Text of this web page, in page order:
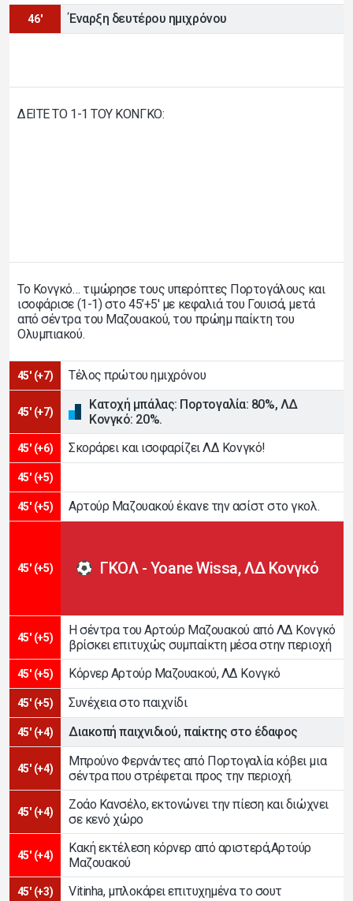
46' Έναρξη δευτέρου ημιχρόνου
ΔΕΙΤΕ ΤΟ 1-1 ΤΟΥ ΚΟΝΓΚΟ:
Το Κονγκό… τιμώρησε τους υπερόπτες Πορτογάλους και
ισοφάρισε (1-1) στο 45’+5′ με κεφαλιά του Γουισά, μετά
από σέντρα του Μαζουακού, του πρώημ παίκτη του
Ολυμπιακού.
45' (+7) Τέλος πρώτου ημιχρόνου
45' (+7)
Κατοχή μπάλας: Πορτογαλία: 80%, ΛΔ
Κονγκό: 20%.
45' (+6) Σκοράρει και ισοφαρίζει ΛΔ Κονγκό!
45' (+5)
45' (+5) Αρτούρ Μαζουακού έκανε την ασίστ στο γκολ.
45' (+5) ΓΚΟΛ - Yoane Wissa, ΛΔ Κονγκό
45' (+5)
Η σέντρα του Αρτούρ Μαζουακού από ΛΔ Κονγκό
βρίσκει επιτυχώς συμπαίκτη μέσα στην περιοχή
45' (+5) Κόρνερ Αρτούρ Μαζουακού, ΛΔ Κονγκό
45' (+5) Συνέχεια στο παιχνίδι
45' (+4) Διακοπή παιχνιδιού, παίκτης στο έδαφος
45' (+4)
Μπρούνο Φερνάντες από Πορτογαλία κόβει μια
σέντρα που στρέφεται προς την περιοχή.
45' (+4)
Ζοάο Κανσέλο, εκτονώνει την πίεση και διώχνει
σε κενό χώρο
45' (+4)
Κακή εκτέλεση κόρνερ από αριστερά,Αρτούρ
Μαζουακού
45' (+3) Vitinha, μπλοκάρει επιτυχημένα το σουτ